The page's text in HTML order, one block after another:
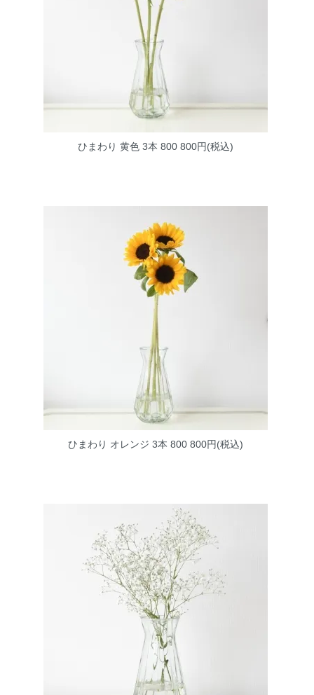
ひまわり 黄色 3本 800800円(税込)
ひまわり オレンジ 3本 800800円(税込)